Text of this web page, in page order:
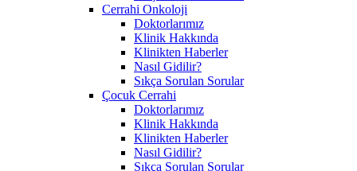
Cerrahi Onkoloji
Doktorlarımız
Klinik Hakkında
Klinikten Haberler
Nasıl Gidilir?
Sıkça Sorulan Sorular
Çocuk Cerrahi
Doktorlarımız
Klinik Hakkında
Klinikten Haberler
Nasıl Gidilir?
Sıkça Sorulan Sorular